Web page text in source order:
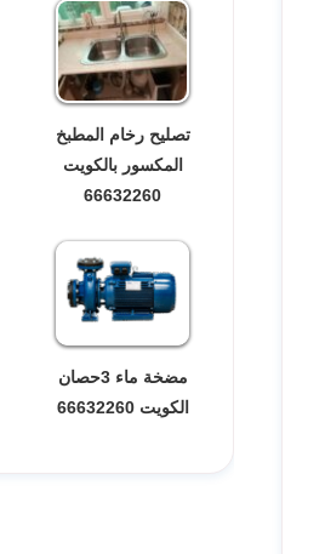
تصليح رخام المطبخ
المكسور بالكويت
66632260
مضخة ماء 3حصان
الكويت 66632260